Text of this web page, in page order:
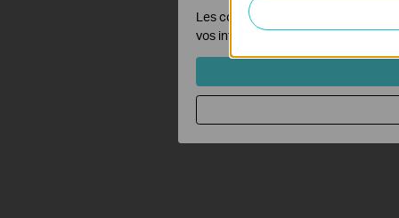
Les cookies marketing peuvent
vos intérêts et pour vous montrer